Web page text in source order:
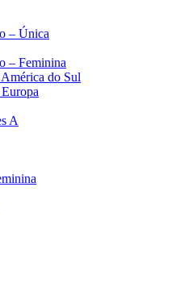
– Única
– Feminina
do Sul
A